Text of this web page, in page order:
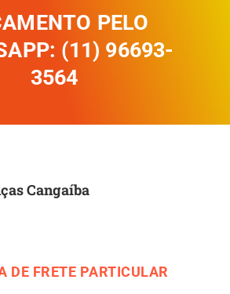
PELO
(11) 96693-
3564
Cangaíba
DE FRETE PARTICULAR